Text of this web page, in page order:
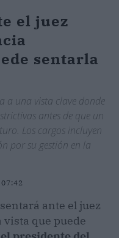
el juez
sentarla
a una vista clave donde
antes de que un
Los cargos incluyen
por su gestión en la
ante el juez
vista que puede